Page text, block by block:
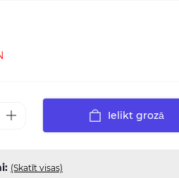
Ielikt grozā
(Skatīt visas)